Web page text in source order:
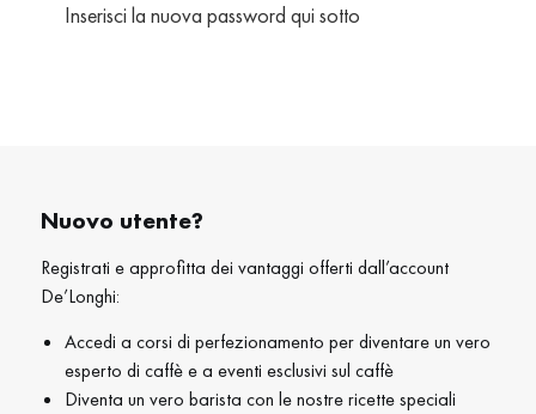
Inserisci la nuova password qui sotto
Nuovo utente?
Registrati e approfitta dei vantaggi offerti dall’account
De’Longhi:
Accedi a corsi di perfezionamento per diventare un vero
esperto di caffè e a eventi esclusivi sul caffè
Diventa un vero barista con le nostre ricette speciali